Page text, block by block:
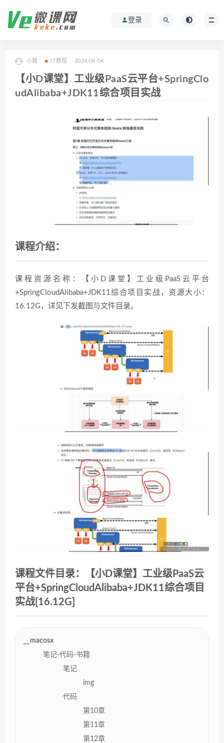
登录
小薇 IT教程 2024-04-04
【小D课堂】工业级PaaS云平台+SpringClo
udAlibaba+JDK11综合项目实战
课程介绍：
课程资源名称：【小D课堂】工业级PaaS云平台
+SpringCloudAlibaba+JDK11综合项目实战，资源大小：
16.12G，详见下发截图与文件目录。
课程文件目录：【小D课堂】工业级PaaS云
平台+SpringCloudAlibaba+JDK11综合项目
实战[16.12G]
__macosx
笔记-代码-书籍
笔记
img
代码
第10章
第11章
第12章